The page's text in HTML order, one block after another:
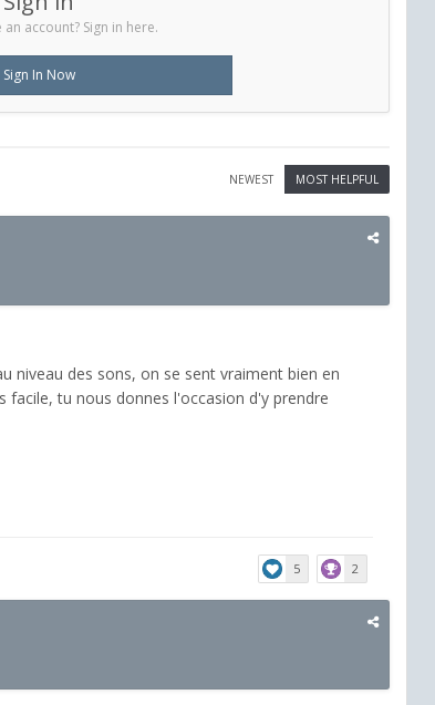
account? Sign in here.
Sign In Now
MOST HELPFUL
NEWEST
niveau des sons, on se sent vraiment bien en
facile, tu nous donnes l'occasion d'y prendre
5 2